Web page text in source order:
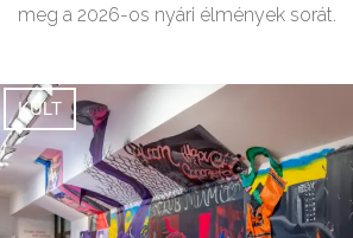
meg a 2026-os nyári élmények sorát.
KULT